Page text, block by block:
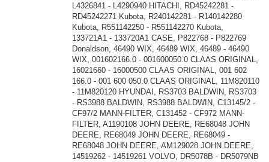
L4326841 - L4290940 HITACHI, RD45242281 -
RD45242271 Kubota, R240142281 - R140142280
Kubota, R551142250 - R551142270 Kubota,
133721A1 - 133720A1 CASE, P822768 - P822769
Donaldson, 46490 WIX, 46489 WIX, 46489 - 46490
WIX, 001602166.0 - 001600050.0 CLAAS ORIGINAL,
16021660 - 16000500 CLAAS ORIGINAL, 001 602
166.0 - 001 600 050.0 CLAAS ORIGINAL, 11M820110
- 11M820120 HYUNDAI, RS3703 BALDWIN, RS3703
- RS3988 BALDWIN, RS3988 BALDWIN, C13145/2 -
CF97/2 MANN-FILTER, C131452 - CF972 MANN-
FILTER, A1190108 JOHN DEERE, RE68048 JOHN
DEERE, RE68049 JOHN DEERE, RE68049 -
RE68048 JOHN DEERE, AM129028 JOHN DEERE,
14519262 - 14519261 VOLVO, DR5078B - DR5079NB